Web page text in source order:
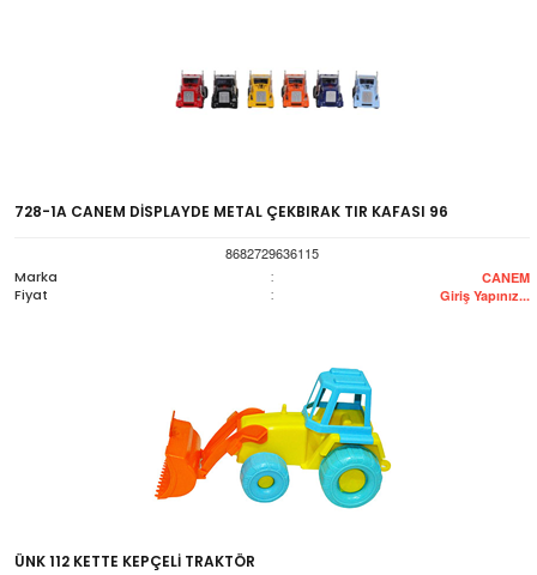
728-1A CANEM DİSPLAYDE METAL ÇEKBIRAK TIR KAFASI 96
8682729636115
Marka
: CANEM
Fiyat : Giriş Yapınız...
ÜNK 112 KETTE KEPÇELİ TRAKTÖR